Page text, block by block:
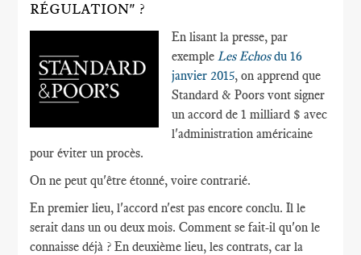
RÉGULATION" ?
En lisant la presse, par
exemple Les Echosdu 16
janvier 2015, on apprend que
Standard & Poors vont signer
un accord de 1 milliard $ avec
l'administration américaine
pour éviter un procès.
On ne peut qu'être étonné, voire contrarié.
En premier lieu, l'accord n'est pas encore conclu. Il le
serait dans un ou deux mois. Comment se fait-il qu'on le
connaisse déjà ? En deuxième lieu, les contrats, car la